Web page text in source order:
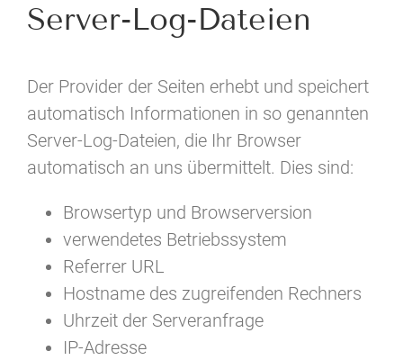
Server-Log-Dateien
Der Provider der Seiten erhebt und speichert
automatisch Informationen in so genannten
Server-Log-Dateien, die Ihr Browser
automatisch an uns übermittelt. Dies sind:
Browsertyp und Browserversion
verwendetes Betriebssystem
Referrer URL
Hostname des zugreifenden Rechners
Uhrzeit der Serveranfrage
IP-Adresse